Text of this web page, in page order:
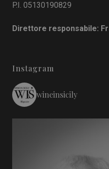
P.I. 05130190829
Direttore responsabile:
Instagram
wineinsicily